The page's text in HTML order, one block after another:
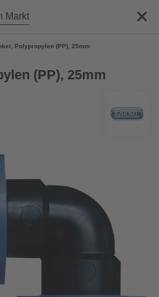
Markt
Polypropylen (PP), 25mm
(PP), 25mm